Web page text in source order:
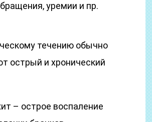
уремии и пр.
течению обычно
острый и хронический
– острое воспаление